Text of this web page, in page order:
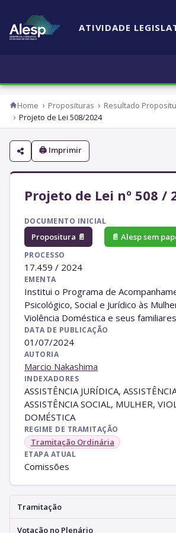
ATIVIDADE
Home Proposituras
Resultado
Projeto de Lei 508/2024
🖨 Imprimir
Projeto de Lei nº 508 /
DOCUMENTO INICIAL
Propositura 📄 📄 Alesp sem
PROCESSO
17.459 / 2024
EMENTA
Institui o Programa de
Psicológico, Social e Jurídico às
Violência Doméstica e seus
DATA DE PUBLICAÇÃO
01/07/2024
AUTORIA
Marcio Nakashima
INDEXADORES
ASSISTÊNCIA JURÍDICA,
ASSISTÊNCIA SOCIAL, MULHER,
DOMÉSTICA
REGIME DE TRAMITAÇÃO
Tramitação Ordinária
ETAPA ATUAL
Comissões
Tramitação
Votação no Plenário